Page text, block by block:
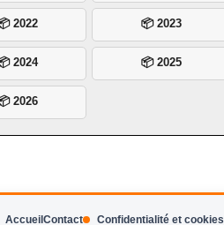
2022 📦 2023
2024 📦 2025
2026
Accueil Contact Confidentialité et cookies